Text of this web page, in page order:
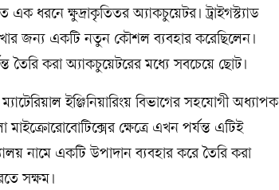
ধরনে ক্ষুদ্রাকৃতিতর অ্যাকচুয়েটর। ট্রাইগস্ট্যাড
জন্য একটি নতুন কৌশল ব্যবহার করেছিলেন।
তৈরি করা অ্যাকচুয়েটরের মধ্যে সবচেয়ে ছোট।
ইঞ্জিনিয়ারিংয় বিভাগের সহযোগী অধ্যাপক
ক্ষেত্রে এখন পর্যন্ত এটিই
নামে একটি উপাদান ব্যবহার করে তৈরি করা
সক্ষম।